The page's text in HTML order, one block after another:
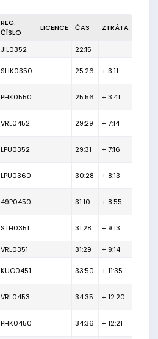
REG.
ČÍSLO
LICENCE ČAS ZTRÁTA
JIL0352 22:15
SHK0350 25:26 + 3:11
PHK0550 25:56 + 3:41
VRL0452 29:29 + 7:14
LPU0352 29:31 + 7:16
LPU0360 30:28 + 8:13
49P0450 31:10 + 8:55
STH0351 31:28 + 9:13
VRL0351 31:29 + 9:14
KUO0451 33:50 + 11:35
VRL0453 34:35 + 12:20
PHK0450 34:36 + 12:21